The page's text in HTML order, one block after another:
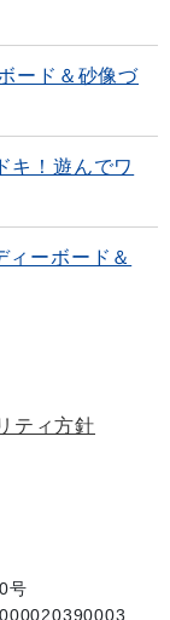
ード＆砂像づ
！遊んでワ
ーボード＆
ティ方針
号